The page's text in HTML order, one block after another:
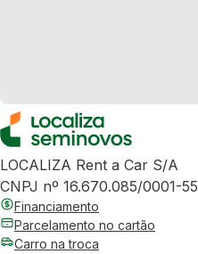
LOCALIZA Rent a Car S/A
CNPJ nº 16.670.085/0001-55
Financiamento
Parcelamento no cartão
Carro na troca